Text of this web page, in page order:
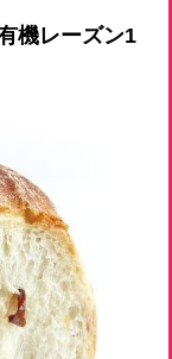
機レーズン1